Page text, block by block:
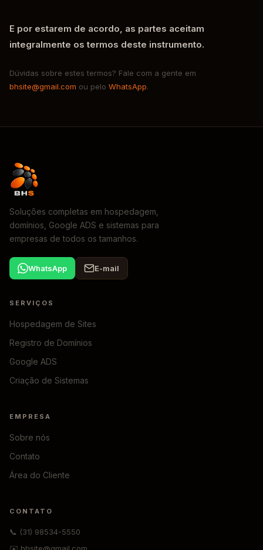
E por estarem de acordo, as partes aceitam
integralmente os termos deste instrumento.
Dúvidas sobre estes termos? Fale com a gente em
bhsite@gmail.com ou pelo WhatsApp.
Soluções completas em hospedagem,
domínios, Google ADS e sistemas para
empresas de todos os tamanhos.
WhatsApp E-mail
SERVIÇOS
Hospedagem de Sites
Registro de Domínios
Google ADS
Criação de Sistemas
EMPRESA
Sobre nós
Contato
Área do Cliente
CONTATO
📞 (31) 98534-5550